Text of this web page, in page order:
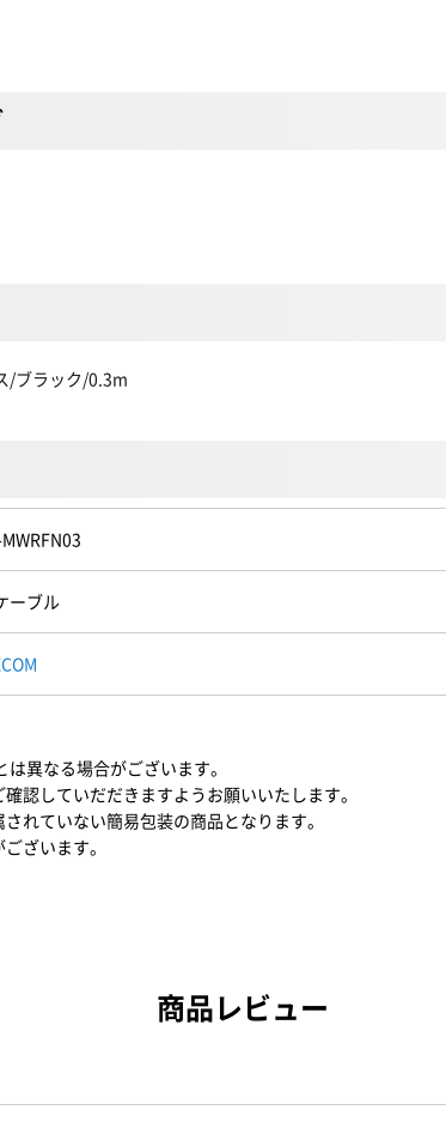
/ブラック/0.3m
ーブル
異なる場合がございます。
認していだだきますようお願いいたします。
れていない簡易包装の商品となります。
ざいます。
商品レビュー